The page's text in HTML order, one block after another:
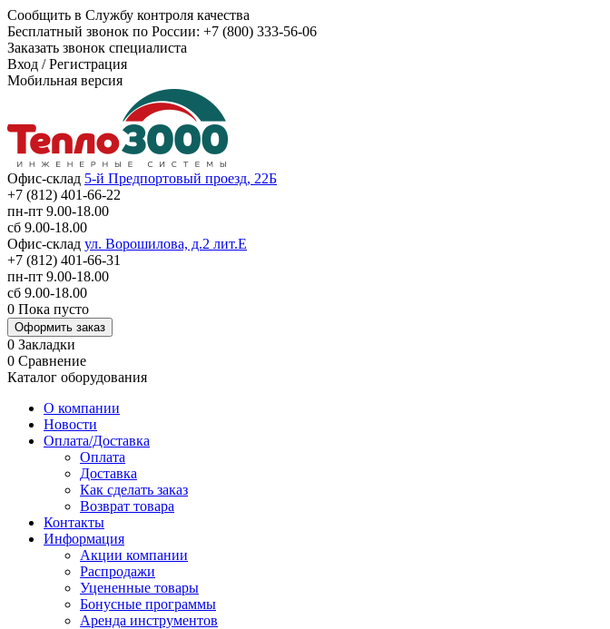
Сообщить в Службу контроля качества
Бесплатный звонок по России: +7 (800) 333-56-06
Заказать звонок специалиста
Вход /Регистрация
Мобильная версия
Офис-склад 5-й Предпортовый проезд, 22Б
+7 (812) 401-66-22
пн-пт 9.00-18.00
сб 9.00-18.00
Офис-склад ул. Ворошилова, д.2 лит.Е
+7 (812) 401-66-31
пн-пт 9.00-18.00
сб 9.00-18.00
0 Пока пусто
Оформить заказ
0 Закладки
0 Сравнение
Каталог оборудования
О компании
Новости
Оплата/Доставка
Оплата
Доставка
Как сделать заказ
Возврат товара
Контакты
Информация
Акции компании
Распродажи
Уцененные товары
Бонусные программы
Аренда инструментов